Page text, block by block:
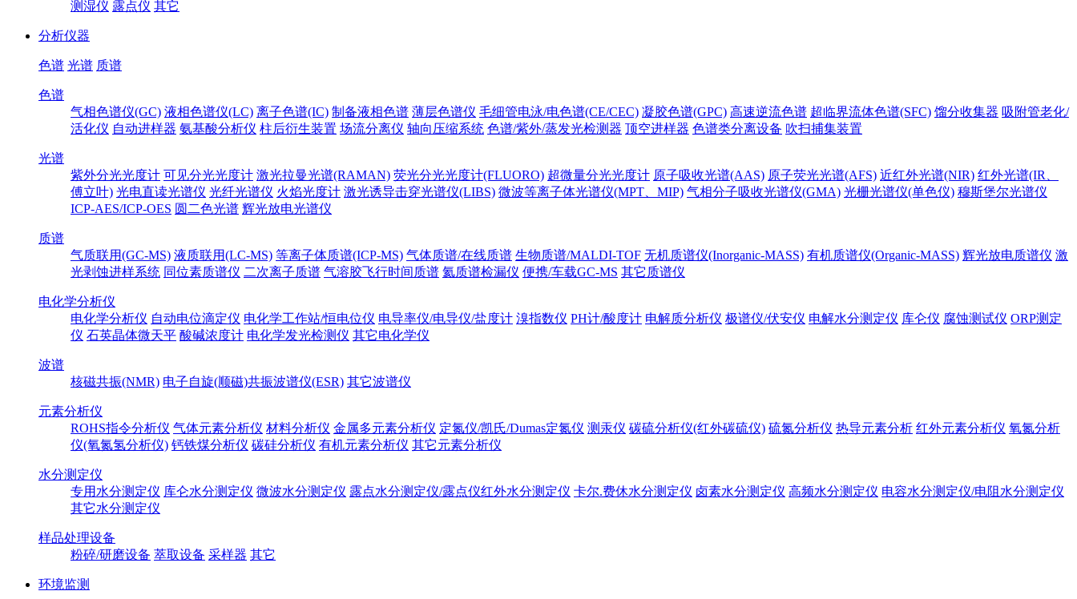
测湿仪 露点仪 其它
分析仪器
色谱 光谱 质谱
色谱
气相色谱仪(GC) 液相色谱仪(LC) 离子色谱(IC) 制备液相色谱 薄层色谱仪 毛细管电泳/电色谱(CE/CEC) 凝胶色谱(GPC) 高速逆流色谱 超临界流体色谱(SFC) 馏分收集器 吸附管老化/
活化仪 自动进样器 氨基酸分析仪 柱后衍生装置 场流分离仪 轴向压缩系统 色谱/紫外/蒸发光检测器 顶空进样器 色谱类分离设备 吹扫捕集装置
光谱
紫外分光光度计 可见分光光度计 激光拉曼光谱(RAMAN) 荧光分光光度计(FLUORO) 超微量分光光度计 原子吸收光谱(AAS) 原子荧光光谱(AFS) 近红外光谱(NIR) 红外光谱(IR、
傅立叶) 光电直读光谱仪 光纤光谱仪 火焰光度计 激光诱导击穿光谱仪(LIBS) 微波等离子体光谱仪(MPT、MIP) 气相分子吸收光谱仪(GMA) 光栅光谱仪(单色仪) 穆斯堡尔光谱仪
ICP-AES/ICP-OES 圆二色光谱 辉光放电光谱仪
质谱
气质联用(GC-MS) 液质联用(LC-MS) 等离子体质谱(ICP-MS) 气体质谱/在线质谱 生物质谱/MALDI-TOF 无机质谱仪(Inorganic-MASS) 有机质谱仪(Organic-MASS) 辉光放电质谱仪 激
光剥蚀进样系统 同位素质谱仪 二次离子质谱 气溶胶飞行时间质谱 氦质谱检漏仪 便携/车载GC-MS 其它质谱仪
电化学分析仪
电化学分析仪 自动电位滴定仪 电化学工作站/恒电位仪 电导率仪/电导仪/盐度计 溴指数仪 PH计/酸度计 电解质分析仪 极谱仪/伏安仪 电解水分测定仪 库仑仪 腐蚀测试仪 ORP测定
仪 石英晶体微天平 酸碱浓度计 电化学发光检测仪 其它电化学仪
波谱
核磁共振(NMR) 电子自旋(顺磁)共振波谱仪(ESR) 其它波谱仪
元素分析仪
ROHS指令分析仪 气体元素分析仪 材料分析仪 金属多元素分析仪 定氮仪/凯氏/Dumas定氮仪 测汞仪 碳硫分析仪(红外碳硫仪) 硫氮分析仪 热导元素分析 红外元素分析仪 氧氮分析
仪(氧氮氢分析仪) 钙铁煤分析仪 碳硅分析仪 有机元素分析仪 其它元素分析仪
水分测定仪
专用水分测定仪 库仑水分测定仪 微波水分测定仪 露点水分测定仪/露点仪红外水分测定仪 卡尔.费休水分测定仪 卤素水分测定仪 高频水分测定仪 电容水分测定仪/电阻水分测定仪
其它水分测定仪
样品处理设备
粉碎/研磨设备 萃取设备 采样器 其它
环境监测